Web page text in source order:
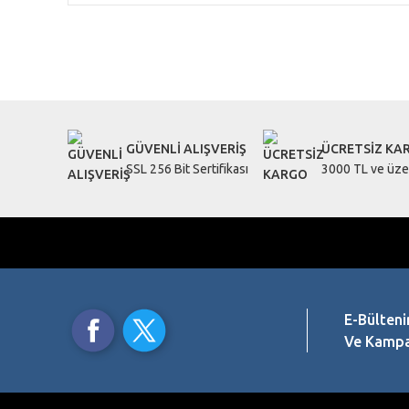
Ürün açıklamasında eksik bilgiler bulunuyor.
Ürün bilgilerinde hatalar bulunuyor.
Bu ürüne benzer farklı alternatifler olmalı.
GÜVENLİ ALIŞVERİŞ
SSL 256 Bit Sertifikası
ÜCRETSİZ
3000 TL ve
E-
Ve